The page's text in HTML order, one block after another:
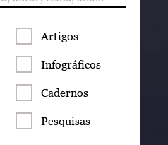
Artigos
Infográficos
Cadernos
Pesquisas